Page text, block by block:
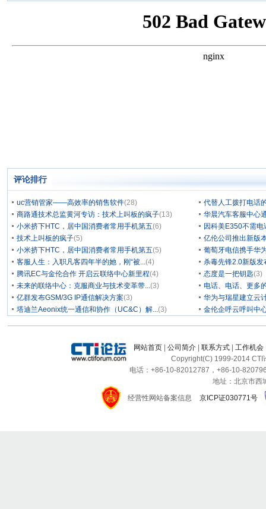
评论排行
uc营销管家——高效率的销售软件(28)
代替人工拨打电话
商路通技术总监黄河专访：技术上叫板的疯子(13)
华晨汽车客服中心
小米挤下HTC，居中国消费者常用手机第五(6)
因科美E350不需
技术上叫板的疯子(5)
亿伦公司推出新版
小米挤下HTC，居中国消费者常用手机第五(5)
葡萄牙电信携手华
客服人生：入职凡客四年半的她，刚“被...(4)
杀毒先锋2.0新版发
腾讯EC与金伦合作 开启云联络中心新里程(4) 态度是一把钥匙(3)
未来的联络中心：克服商业与技术变革带...(3)
电话、电话、更多
亿群发布GSM/3G IP通信解决方案(3)
华为与瑞星建立云
塔迪兰Aeonix统一通信和协作（UC&C）解...(3) 金伦企呼云呼叫中
网站首页 公司简介 联系方式 工作机会
Copyright(C) 1999-2014 CTI
电话：+86-10-82012787，+86-10-
地址：北京市西
经营性网站备案信息
京ICP证030771号